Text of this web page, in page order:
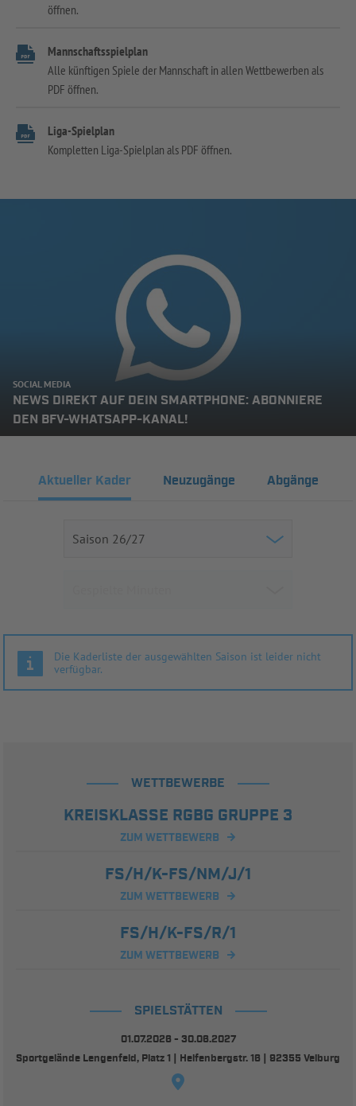
öffnen.
Mannschaftsspielplan
Alle künftigen Spiele der Mannschaft in allen Wettbewerben als
PDF öffnen.
Liga-Spielplan
Kompletten Liga-Spielplan als PDF öffnen.
SOCIAL MEDIA
NEWS DIREKT AUF DEIN SMARTPHONE: ABONNIERE
DEN BFV-WHATSAPP-KANAL!
Aktueller Kader Neuzugänge Abgänge
Die Kaderliste der ausgewählten Saison ist leider nicht
verfügbar.
WETTBEWERBE
KREISKLASSE RGBG GRUPPE 3
ZUM WETTBEWERB
FS/H/K-FS/NM/J/1
ZUM WETTBEWERB
FS/H/K-FS/R/1
ZUM WETTBEWERB
SPIELSTÄTTEN
01.07.2026 - 30.06.2027
Sportgelände Lengenfeld, Platz 1 | Helfenbergstr. 16 | 92355 Velburg